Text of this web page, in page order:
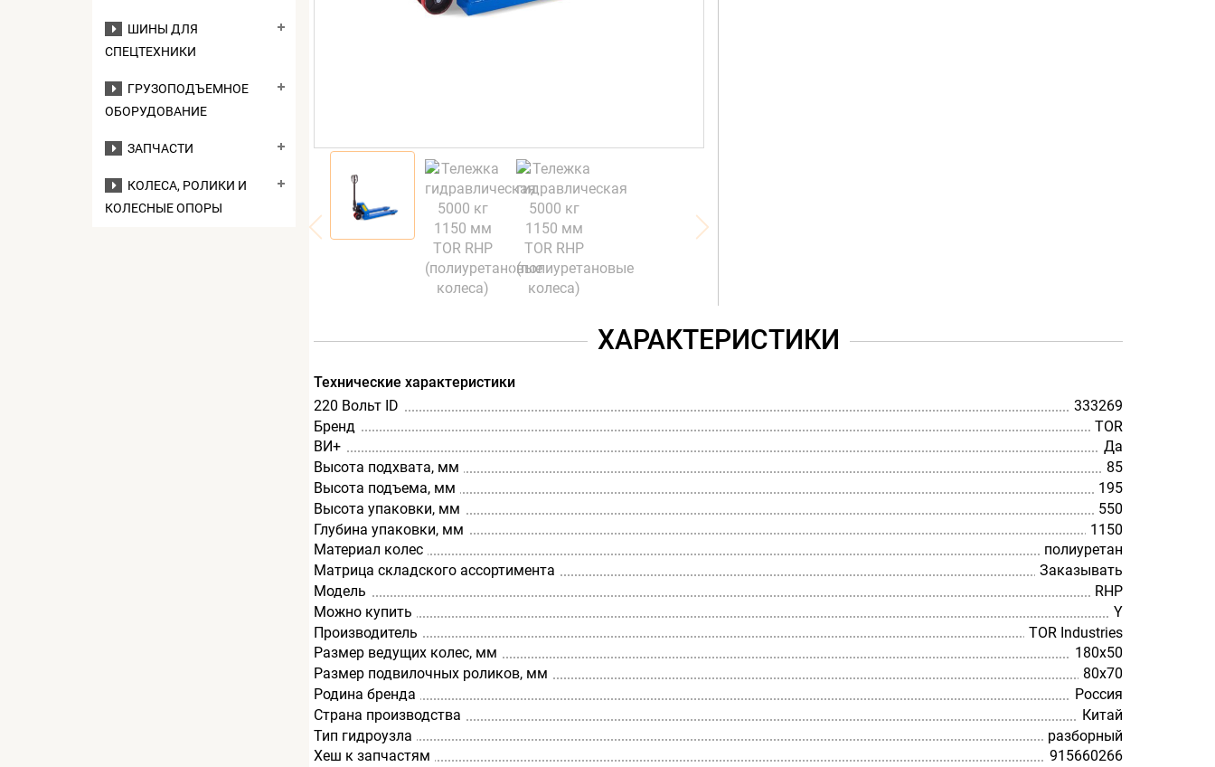
ШИНЫ ДЛЯ
СПЕЦТЕХНИКИ
ГРУЗОПОДЪЕМНОЕ
ОБОРУДОВАНИЕ
ЗАПЧАСТИ
КОЛЕСА, РОЛИКИ И
КОЛЕСНЫЕ ОПОРЫ
ХАРАКТЕРИСТИКИ
Технические характеристики
220 Вольт ID
333269
Бренд
TOR
ВИ+
Да
Высота подхвата, мм
85
Высота подъема, мм
195
Высота упаковки, мм
550
Глубина упаковки, мм
1150
Материал колес
полиуретан
Матрица складского ассортимента
Заказывать
Модель
RHP
Можно купить
Y
Производитель
TOR Industries
Размер ведущих колес, мм
180х50
Размер подвилочных роликов, мм
80х70
Родина бренда
Россия
Страна производства
Китай
Тип гидроузла
разборный
Хеш к запчастям
915660266